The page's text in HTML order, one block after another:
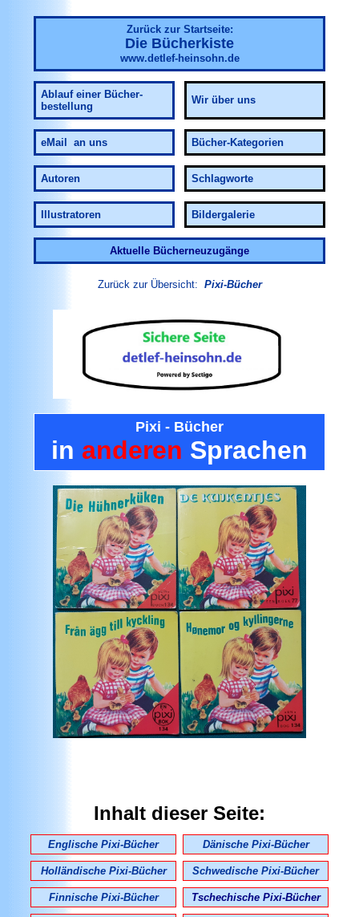
Zurück zur Startseite:
Die Bücherkiste
www.detlef-heinsohn.de
Ablauf einer Bücher-
bestellung
Wir über uns
eMail an uns Bücher-Kategorien
Autoren Schlagworte
Illustratoren Bildergalerie
Aktuelle Bücherneuzugänge
Zurück zur Übersicht: Pixi-Bücher
Pixi - Bücher
in anderen Sprachen
Inhalt dieser Seite:
Englische Pixi-Bücher Dänische Pixi-Bücher
Holländische Pixi-Bücher Schwedische Pixi-Bücher
Finnische Pixi-Bücher Tschechische Pixi-Bücher